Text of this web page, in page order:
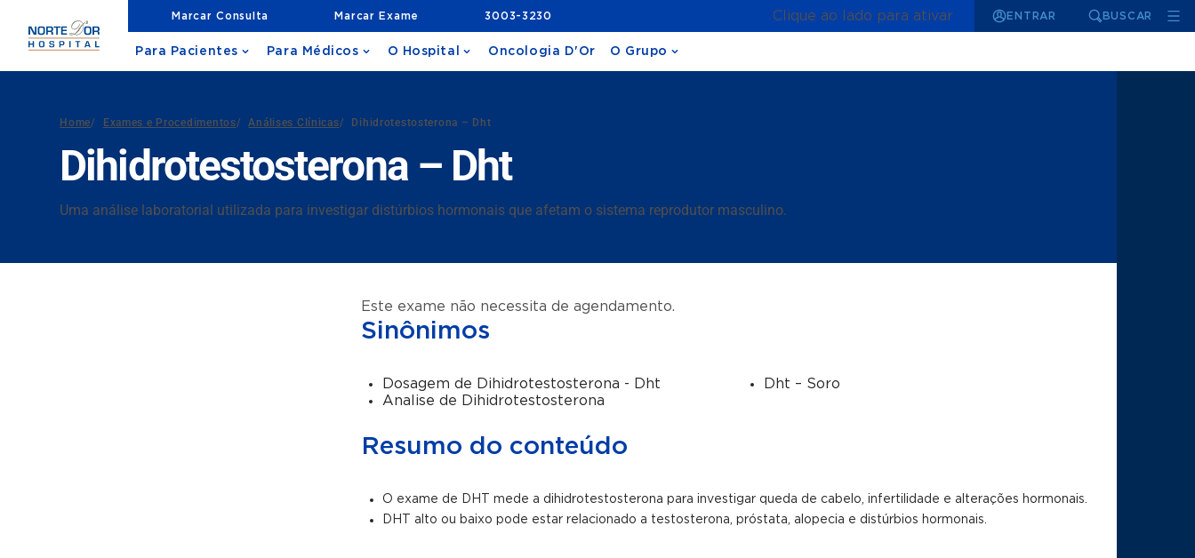
Marcar Consulta Marcar Exame 3003-3230 Clique ao lado para ativar ENTRAR BUSCAR
Para Pacientes Para Médicos O Hospital Oncologia D'Or O Grupo
Home/ Exames e Procedimentos/ Análises Clínicas/ Dihidrotestosterona – Dht
Dihidrotestosterona – Dht
Uma análise laboratorial utilizada para investigar distúrbios hormonais que afetam o sistema reprodutor masculino.
Este exame não necessita de agendamento.
Sinônimos
Dosagem de Dihidrotestosterona - Dht
Analise de Dihidrotestosterona
Dht – Soro
Resumo do conteúdo
O exame de DHT mede a dihidrotestosterona para investigar queda de cabelo, infertilidade e alterações hormonais.
DHT alto ou baixo pode estar relacionado a testosterona, próstata, alopecia e distúrbios hormonais.